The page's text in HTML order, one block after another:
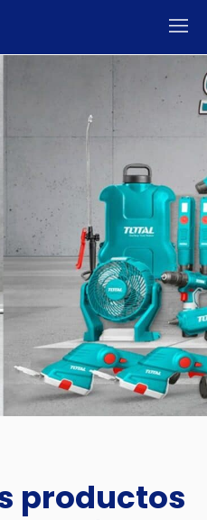
productos